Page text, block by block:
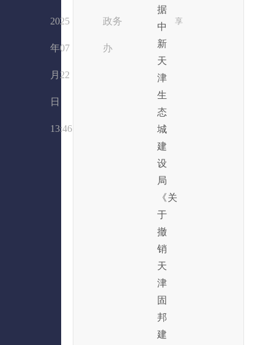
2025
年07
月22
日
13:46
政务
办
享
据
中
新
天
津
生
态
城
建
设
局
《关
于
撤
销
天
津
固
邦
建